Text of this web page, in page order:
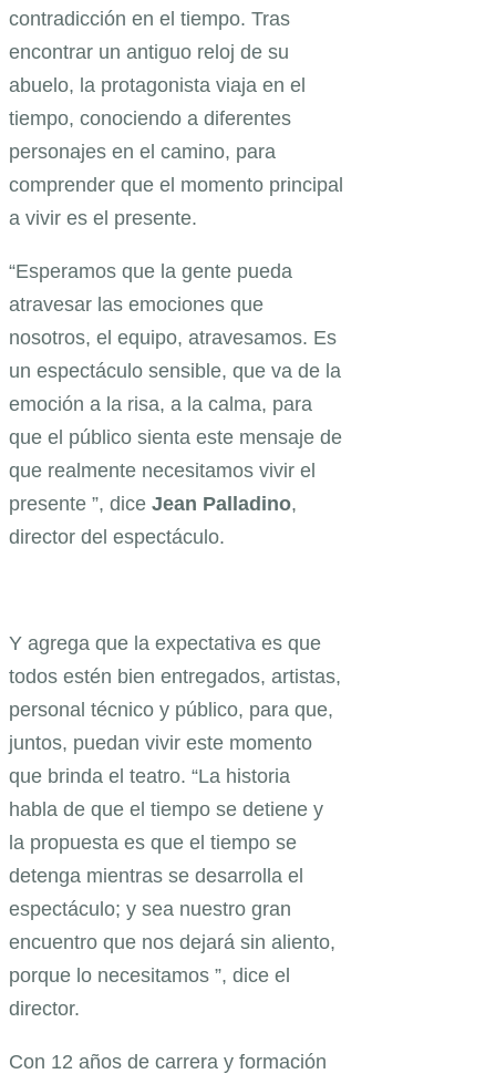
contradicción en el tiempo. Tras
encontrar un antiguo reloj de su
abuelo, la protagonista viaja en el
tiempo, conociendo a diferentes
personajes en el camino, para
comprender que el momento principal
a vivir es el presente.
“Esperamos que la gente pueda
atravesar las emociones que
nosotros, el equipo, atravesamos. Es
un espectáculo sensible, que va de la
emoción a la risa, a la calma, para
que el público sienta este mensaje de
que realmente necesitamos vivir el
presente ”, dice Jean Palladino,
director del espectáculo.
Y agrega que la expectativa es que
todos estén bien entregados, artistas,
personal técnico y público, para que,
juntos, puedan vivir este momento
que brinda el teatro. “La historia
habla de que el tiempo se detiene y
la propuesta es que el tiempo se
detenga mientras se desarrolla el
espectáculo; y sea nuestro gran
encuentro que nos dejará sin aliento,
porque lo necesitamos ”, dice el
director.
Con 12 años de carrera y formación